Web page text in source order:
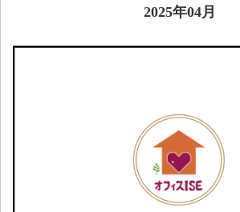
わたしたちについて
2025年04月